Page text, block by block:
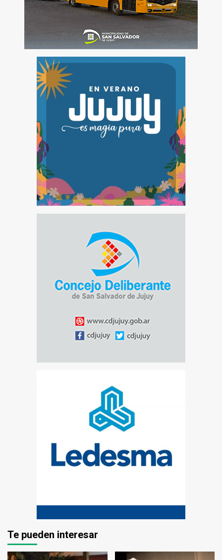
Te pueden interesar